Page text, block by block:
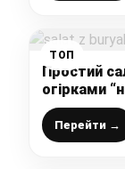
ТОП
Простий
огірками
швидкий
Перейти →